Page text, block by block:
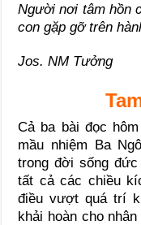
Người nơi tâm hồn
con gặp gỡ trên
Jos. NM Tưởng
Cả ba bài đọc
mầu nhiệm Ba
trong đời sống
tất cả các chiều
điều vượt quá trí
khải hoàn cho